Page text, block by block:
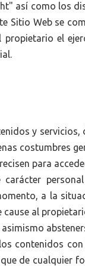
así como los
Sitio Web se
el
y
costumbres
para
a la
al
contenidos
de